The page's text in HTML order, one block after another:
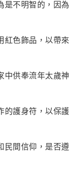
是不明智的，因為
紅色飾品，以帶來
中供奉流年太歲神
的護身符，以保護
民間信仰，是否遵